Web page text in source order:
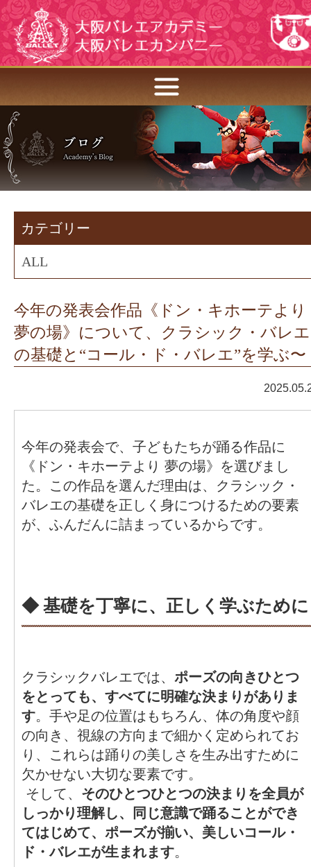
カテゴリー
ALL
今年の発表会作品《ドン・キホーテより
夢の場》について、クラシック・バレエ
の基礎と“コール・ド・バレエ”を学ぶ〜
今年の発表会で、子どもたちが踊る作品に
《ドン・キホーテより 夢の場》を選びまし
た。この作品を選んだ理由は、クラシック・
バレエの基礎を正しく身につけるための要素
が、ふんだんに詰まっているからです。
◆ 基礎を丁寧に、正しく学ぶために
クラシックバレエでは、 ポーズの向きひとつ
をとっても、すべてに明確な決まりがありま
す。手や足の位置はもちろん、体の角度や顔
の向き、視線の方向まで細かく定められてお
り、これらは踊りの美しさを生み出すために
欠かせない大切な要素です。
そして、 そのひとつひとつの決まりを全員が
しっかり理解し、同じ意識で踊ることができ
てはじめて、ポーズが揃い、美しいコール・
ド・バレエが生まれます。